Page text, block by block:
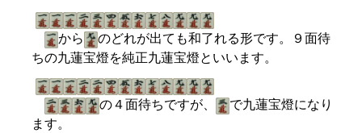
から
のどれが出ても和了れる形です。９面待
ちの九蓮宝燈を純正九蓮宝燈といいます。
の４面待ちですが、
で九蓮宝燈になり
ます。